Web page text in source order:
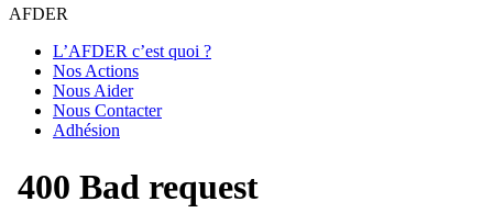
AFDER
L’AFDER c’est quoi ?
Nos Actions
Nous Aider
Nous Contacter
Adhésion